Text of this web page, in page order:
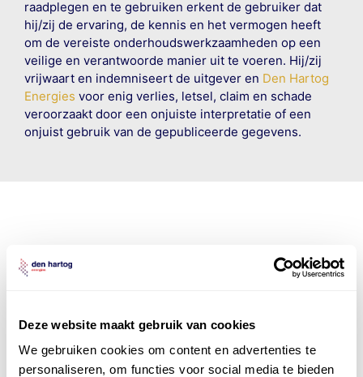
Deze website maakt gebruik van cookies
We gebruiken cookies om content en advertenties te
personaliseren, om functies voor social media te bieden
raadplegen en te gebruiken erkent de gebruiker dat
hij/zij de ervaring, de kennis en het vermogen heeft
om de vereiste onderhoudswerkzaamheden op een
veilige en verantwoorde manier uit te voeren. Hij/zij
vrijwaart en indemniseert de uitgever en Den Hartog
Energies voor enig verlies, letsel, claim en schade
veroorzaakt door een onjuiste interpretatie of een
onjuist gebruik van de gepubliceerde gegevens.